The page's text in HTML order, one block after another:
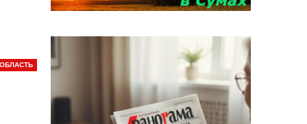
ОБЛАСТЬ